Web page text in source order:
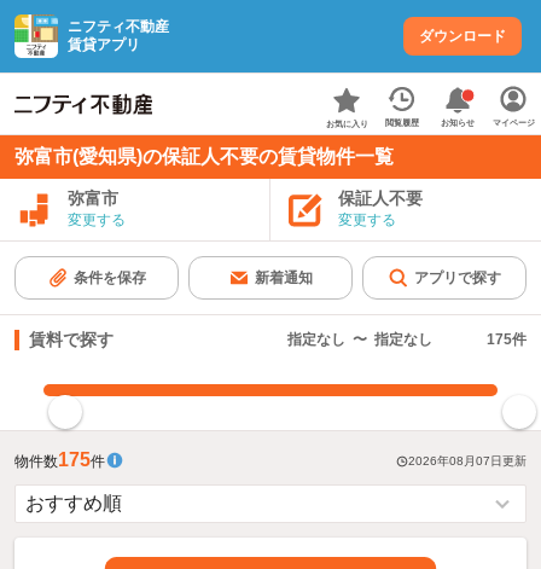
ニフティ不動産
賃貸アプリ
ダウンロード
お気に入り 閲覧履歴 お知らせ マイページ
弥富市(愛知県)の保証人不要の賃貸物件一覧
弥富市
変更する
保証人不要
変更する
条件を保存 新着通知 アプリで探す
賃料で探す 指定なし 〜 指定なし 175件
物件数175件 2026年08月07日更新